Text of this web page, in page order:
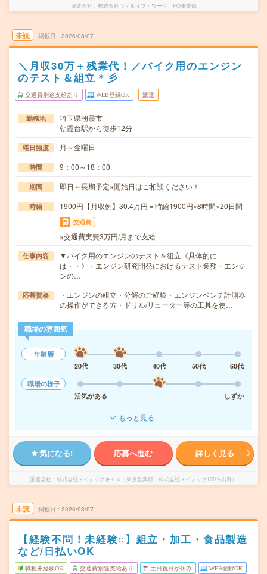
派遣会社 株式会社ウィルオブ・ワーク FO事業部
未読 掲載日 2026/08/07
＼月収30万＋残業代！／バイク用のエンジン
のテスト＆組立＊彡
交通費別途支給あり WEB登録OK 派遣
勤務地
埼玉県朝霞市
朝霞台駅から徒歩12分
曜日頻度 月～金曜日
時間 9：00～18：00
期間 即日～長期予定※開始日はご相談ください！
時給 1900円【月収例】30.4万円＝時給1900円×8時間×20日間
交通費
※交通費実費3万円/月まで支給
仕事内容
▼バイク用のエンジンのテスト＆組立《具体的に
は・・》・エンジン研究開発におけるテスト業務・エンジ
ンの…
応募資格
・エンジンの組立・分解のご経験・エンジンベンチ計測器
の操作ができる方・ドリル/リューター等の工具を使…
職場の雰囲気
年齢層
20代
30代 40代 50代
60代
職場の様子
活気がある
しずか
もっと見る
気になる! 応募へ進む 詳しく見る
派遣会社 株式会社メイテックキャスト東京営業所（株式会社メイテック100％出資）
未読 掲載日 2026/08/07
【経験不問！未経験○】組立・加工・食品製造
など/日払いOK
職種未経験OK 交通費別途支給あり 土日祝日が休み WEB登録OK